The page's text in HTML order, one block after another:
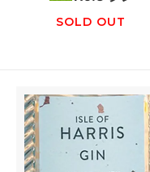
SOLD OUT